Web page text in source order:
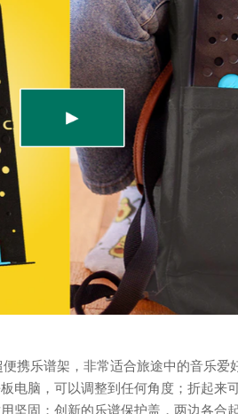
携乐谱架，非常适合旅途中的音乐爱
电脑，可以调整到任何角度；折起来
坚固；创新的乐谱保护盖，两边各合